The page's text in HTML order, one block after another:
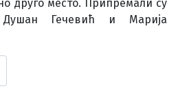
друго место. Припремали су
Гечевић и Марија